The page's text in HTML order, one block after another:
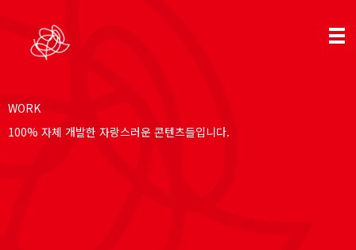
WORK
100% 자체 개발한 자랑스러운 콘텐츠들입니다.